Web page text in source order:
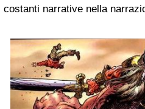
costanti narrative nella